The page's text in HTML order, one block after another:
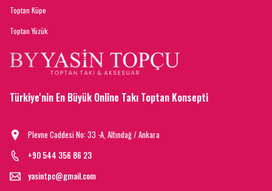
Toptan Küpe
Toptan Yüzük
Türkiye'nin En Büyük Online Takı Toptan Konsepti
Plevne Caddesi No: 33 -A, Altındağ / Ankara
+90 544 356 86 23
yasintpc@gmail.com